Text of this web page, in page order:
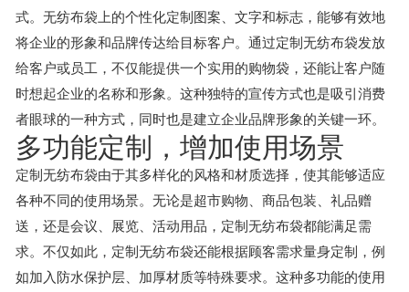
式。无纺布袋上的个性化定制图案、文字和标志，能够有效地
将企业的形象和品牌传达给目标客户。通过定制无纺布袋发放
给客户或员工，不仅能提供一个实用的购物袋，还能让客户随
时想起企业的名称和形象。这种独特的宣传方式也是吸引消费
者眼球的一种方式，同时也是建立企业品牌形象的关键一环。
多功能定制，增加使用场景
定制无纺布袋由于其多样化的风格和材质选择，使其能够适应
各种不同的使用场景。无论是超市购物、商品包装、礼品赠
送，还是会议、展览、活动用品，定制无纺布袋都能满足需
求。不仅如此，定制无纺布袋还能根据顾客需求量身定制，例
如加入防水保护层、加厚材质等特殊要求。这种多功能的使用